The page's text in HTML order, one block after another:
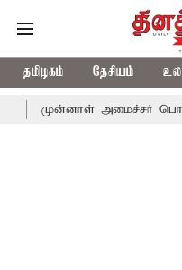
தமிழகம் தேசியம்
அமைச்சர் பொன்முடிக்கு